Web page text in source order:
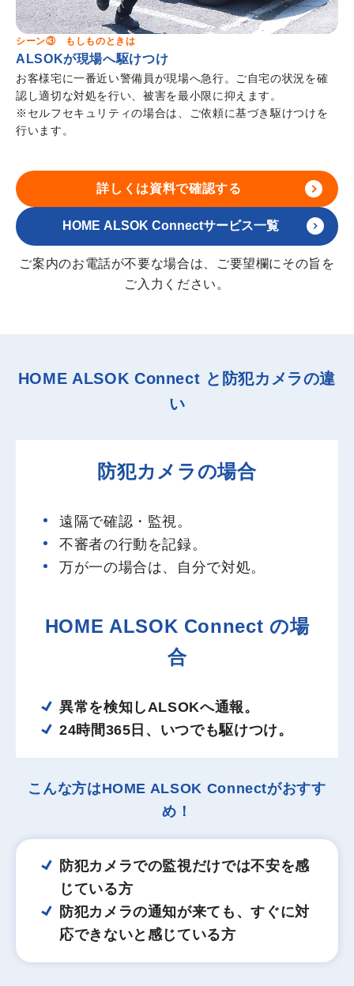
シーン③ もしものときは
ALSOKが現場へ駆けつけ
お客様宅に一番近い警備員が現場へ急行。ご自宅の状況を確
認し適切な対処を行い、被害を最小限に抑えます。
※セルフセキュリティの場合は、ご依頼に基づき駆けつけを
行います。
詳しくは資料で確認する
HOME ALSOK Connectサービス一覧
ご案内のお電話が不要な場合は、ご要望欄にその旨を
ご入力ください。
HOME ALSOK Connect と防犯カメラの違
い
防犯カメラの場合
遠隔で確認・監視。
不審者の行動を記録。
万が一の場合は、自分で対処。
HOME ALSOK Connect の場
合
異常を検知しALSOKへ通報。
24時間365日、いつでも駆けつけ。
こんな方はHOME ALSOK Connectがおすす
め！
防犯カメラでの監視だけでは不安を感
じている方
防犯カメラの通知が来ても、すぐに対
応できないと感じている方